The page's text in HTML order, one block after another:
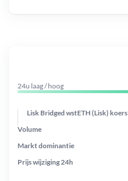
24u laag / hoog
Lisk Bridged wstETH (Lisk) koers
Prijs wijziging 24h
Markt dominantie
Volume